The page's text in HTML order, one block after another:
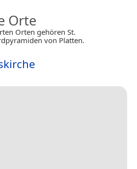
Orte
Orten gehören St.
von Platten.